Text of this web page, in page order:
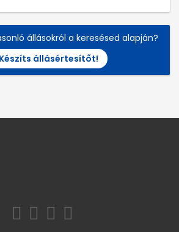
állásokról a keresésed alapján?
Készíts állásértesítőt!